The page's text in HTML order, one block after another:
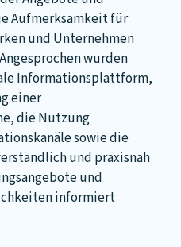
Aufmerksamkeit für
und Unternehmen
wurden
Informationsplattform,
einer
die Nutzung
sowie die
und praxisnah
und
informiert